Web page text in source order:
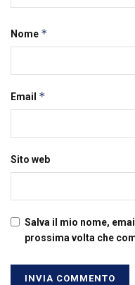
Nome *
Email *
Sito web
Salva il mio nome,
prossima volta che